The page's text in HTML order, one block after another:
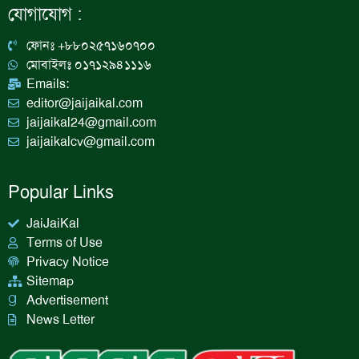
b
o
a
g
a
m
n
যোগাযোগ :
ফোনঃ +৮৮০২৫৭১৬০৭০০
মোবাইলঃ ০১৭১২৯৪১১১৬
Emails:
editor@jaijaikal.com
jaijaikal24@gmail.com
jaijaikalcv@gmail.com
Popular Links
JaiJaiKal
Terms of Use
Privacy Notice
Sitemap
Advertisement
News Letter